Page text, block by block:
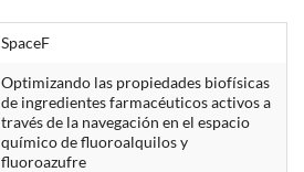
SpaceF
Optimizando las propiedades biofísicas
de ingredientes farmacéuticos activos a
través de la navegación en el espacio
químico de fluoroalquilos y
fluoroazufre